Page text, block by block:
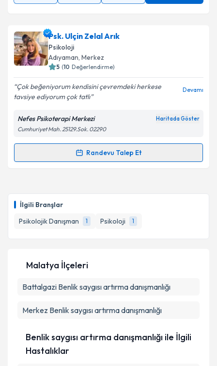
İlgili Branşlar
Psikolojik Danışman
1 Psikoloji 1
Psk. Ulçin Zelal Arık
Psikoloji
Adıyaman, Merkez
5 (10 Değerlendirme)
Çok beğeniyorum kendisini çevremdeki herkese
tavsiye ediyorum çok tatlı
Devamı
Nefes Psikoterapi Merkezi Haritada Göster
Cumhuriyet Mah. 25129.Sok. 02290
Randevu Talep Et
Randevu Takvimi Talebi
takvim hazırlandığında e-posta ile bilgilendireceğiz.
E-posta Adresiniz
Metni'ni okudum ve kişisel verilerimin belirtilen
Malatya İlçeleri
Battalgazi Benlik saygısı artırma danışmanlığı
Merkez Benlik saygısı artırma danışmanlığı
Benlik saygısı artırma danışmanlığı ile İlgili
Hastalıklar